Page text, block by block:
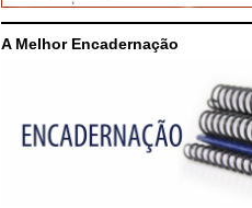
A Melhor Encadernação